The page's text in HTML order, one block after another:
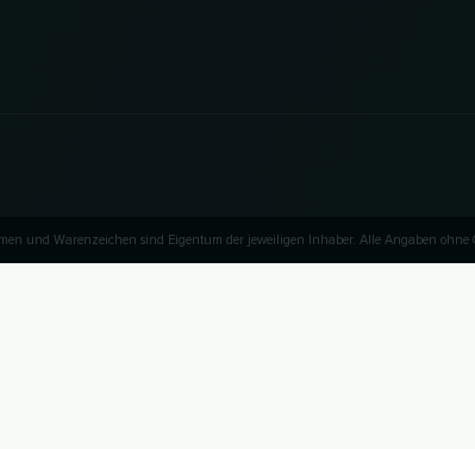
und Warenzeichen sind Eigentum der jeweiligen Inhaber. Alle Angaben